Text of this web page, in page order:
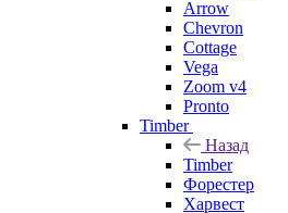
Arrow
Chevron
Cottage
Vega
Zoom v4
Pronto
Timber
Назад
Timber
Форестер
Харвест